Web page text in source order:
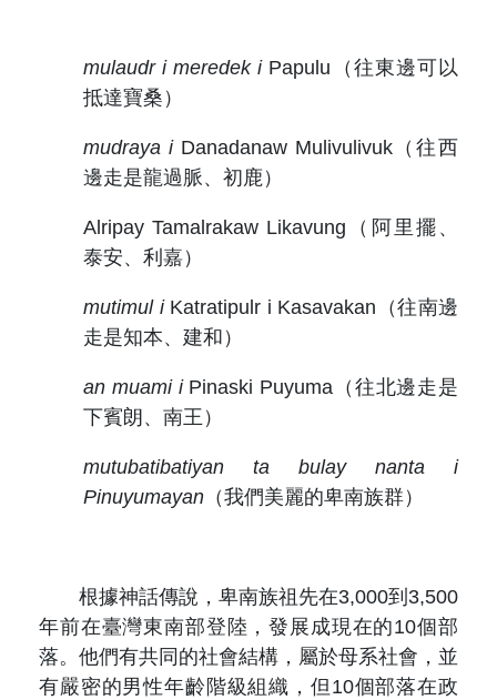
mulaudr i meredek i Papulu （往東邊可以
抵達寶桑）
mudraya i Danadanaw Mulivulivuk（往西
邊走是龍過脈、初鹿）
Alripay Tamalrakaw Likavung （阿里擺、
泰安、利嘉）
mutimul i Katratipulr i Kasavakan （往南邊
走是知本、建和）
an muami i Pinaski Puyuma （往北邊走是
下賓朗、南王）
mutubatibatiyan ta bulay nanta i
Pinuyumayan （我們美麗的卑南族群）
根據神話傳說，卑南族祖先在3,000到3,500
年前在臺灣東南部登陸，發展成現在的10個部
落。他們有共同的社會結構，屬於母系社會，並
有嚴密的男性年齡階級組織，但10個部落在政